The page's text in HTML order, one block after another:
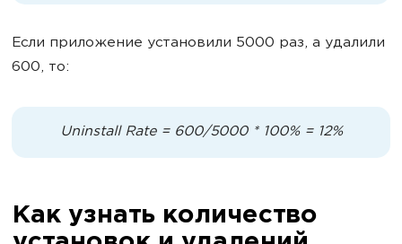
Если приложение установили 5000 раз, а удалили
600, то:
Uninstall Rate = 600/5000 * 100% = 12%
Как узнать количество